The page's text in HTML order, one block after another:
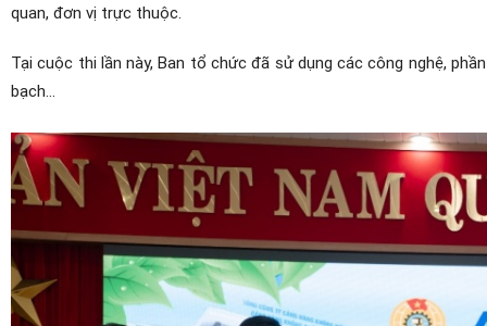
quan, đơn vị trực thuộc.
Tại cuộc thi lần này,Ban tổ chức đã sử dụng các công nghệ,
bạch…